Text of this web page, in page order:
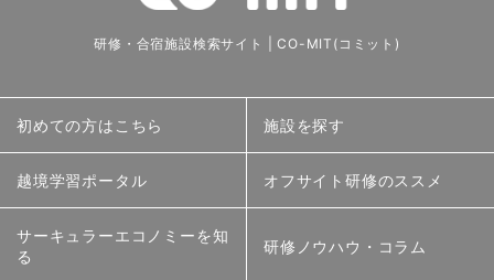
研修・合宿施設検索サイト | CO-MIT(コミット)
初めての方はこちら 施設を探す
越境学習ポータル オフサイト研修のススメ
サーキュラーエコノミーを知
る
研修ノウハウ・コラム